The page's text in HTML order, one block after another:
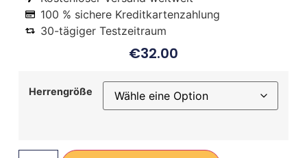
100 % sichere Kreditkartenzahlung
30-tägiger Testzeitraum
€32.00
Herrengröße